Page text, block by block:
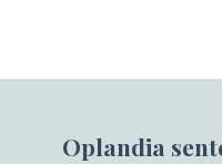
Oplandia